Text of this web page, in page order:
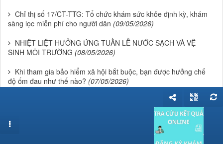
Chỉ thị số 17/CT-TTG: Tổ chức khám sức khỏe định kỳ, khám
sàng lọc miễn phí cho người dân (09/05/2026)
NHIỆT LIỆT HƯỞNG ỨNG TUẦN LỄ NƯỚC SẠCH VÀ VỆ
SINH MÔI TRƯỜNG (08/05/2026)
Khi tham gia bảo hiểm xã hội bắt buộc, bạn được hưởng chế
độ ốm đau như thế nào? (07/05/2026)
Thông tin cần biết về vi rút HANTA: Không chủ quan, không